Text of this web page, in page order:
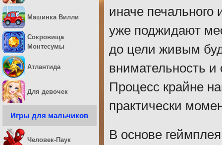
иначе
уже поджидают
до цели живым
внимательность и
Процесс крайне
практически
В основе
Машинка Вилли
Сокровища
Монтесумы
Атлантида
Для девочек
Игры для мальчиков
Человек-Паук